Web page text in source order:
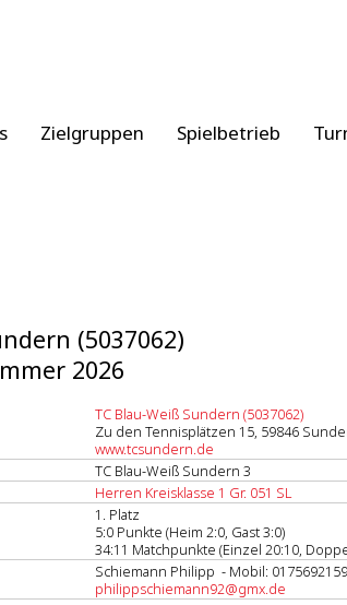
Zielgruppen Spielbetrieb
(5037062)
2026
TC Blau-Weiß Sundern (5037062)
Zu den Tennisplätzen 15, 59846
www.tcsundern.de
TC Blau-Weiß Sundern 3
Herren Kreisklasse 1 Gr. 051 SL
1. Platz
5:0 Punkte (Heim 2:0, Gast 3:0)
34:11 Matchpunkte (Einzel 20:10,
Schiemann Philipp - Mobil:
philippschiemann92@gmx.de